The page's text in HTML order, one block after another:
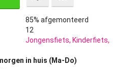
85% afgemonteerd
12
Jongensfiets, Kinderfiets,
in huis (Ma-Do)